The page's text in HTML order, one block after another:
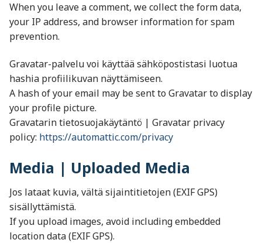
When you leave a comment, we collect the form data,
your IP address, and browser information for spam
prevention.
Gravatar-palvelu voi käyttää sähköpostistasi luotua
hashia profiilikuvan näyttämiseen.
A hash of your email may be sent to Gravatar to display
your profile picture.
Gravatarin tietosuojakäytäntö | Gravatar privacy
policy: https://automattic.com/privacy
Media | Uploaded Media
Jos lataat kuvia, vältä sijaintitietojen (EXIF GPS)
sisällyttämistä.
If you upload images, avoid including embedded
location data (EXIF GPS).